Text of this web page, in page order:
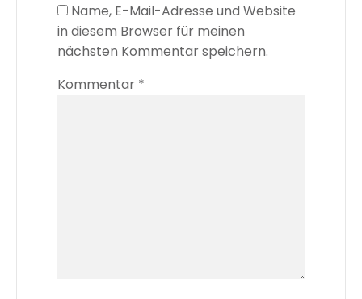
Name, E-Mail-Adresse und Website
in diesem Browser für meinen
nächsten Kommentar speichern.
Kommentar *